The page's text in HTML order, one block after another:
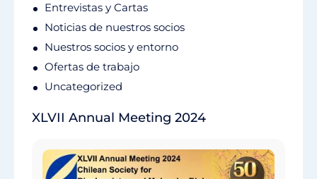
Entrevistas y Cartas
Noticias de nuestros socios
Nuestros socios y entorno
Ofertas de trabajo
Uncategorized
XLVII Annual Meeting 2024